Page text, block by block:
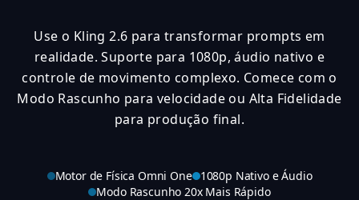
Use o Kling 2.6 para transformar prompts em
realidade. Suporte para 1080p, áudio nativo e
controle de movimento complexo. Comece com o
Modo Rascunho para velocidade ou Alta Fidelidade
para produção final.
Motor de Física Omni One 1080p Nativo e Áudio
Modo Rascunho 20x Mais Rápido